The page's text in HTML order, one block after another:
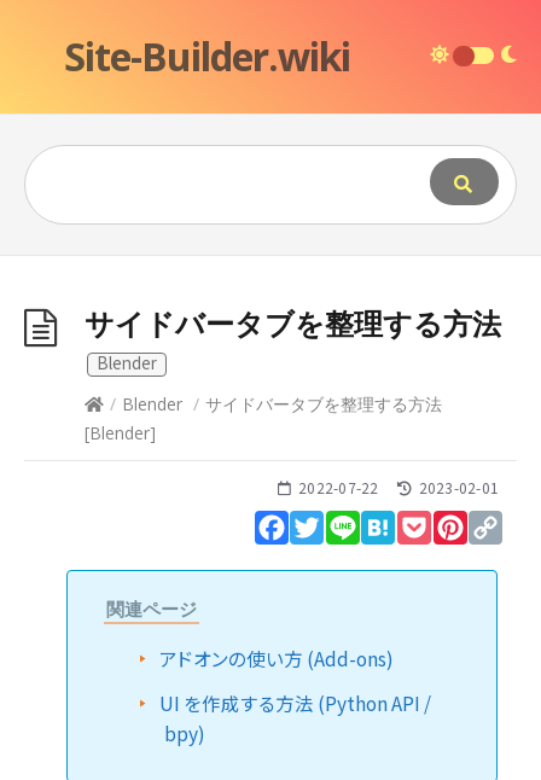
Site-Builder.wiki
サイドバータブを整理する方法
Blender
/ Blender / サイドバータブを整理する方法
[Blender]
2022-07-22 2023-02-01
Facebook
Twitter
Line HatenaPocket
関連ページ
アドオンの使い方 (Add-ons)
UI を作成する方法 (Python API /
bpy)